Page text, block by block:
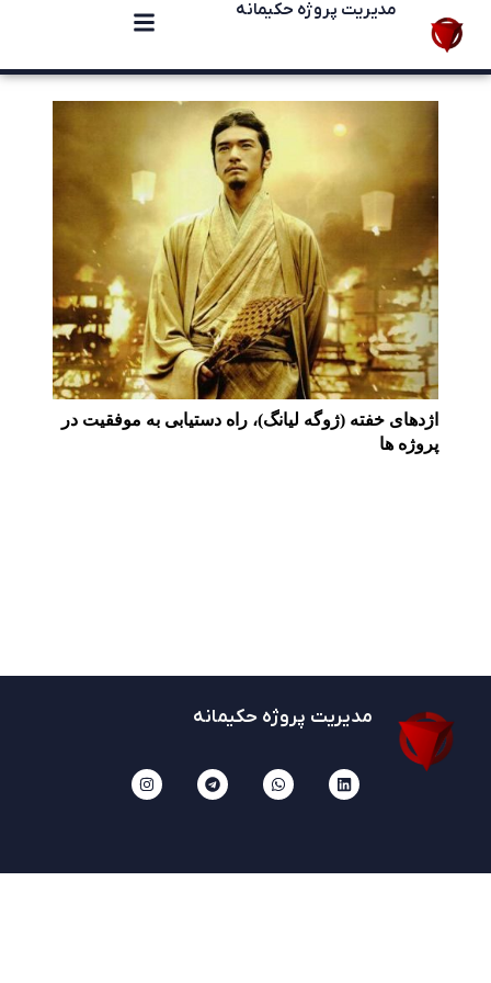
مدیریت پروژه حکیمانه
اژدهای خفته (ژوگه لیانگ)، راه دستیابی به موفقیت در
پروژه ها
مدیریت پروژه حکیمانه